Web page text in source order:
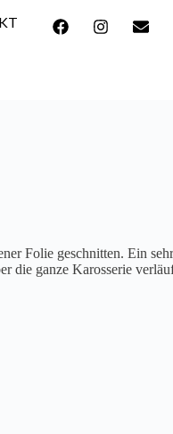
Folie geschnitten. Ein
die ganze Karosserie